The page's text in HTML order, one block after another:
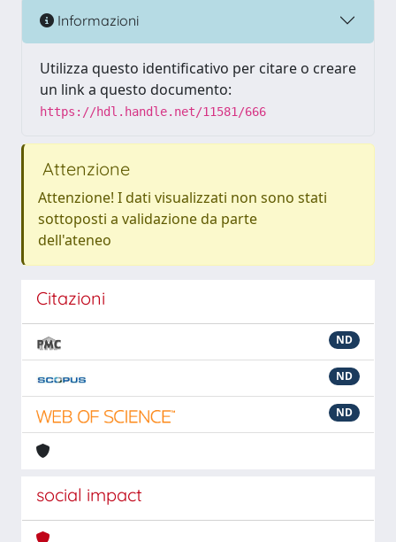
Informazioni
Utilizza questo identificativo per citare o creare
un link a questo documento:
https://hdl.handle.net/11581/666
Attenzione
Attenzione! I dati visualizzati non sono stati
sottoposti a validazione da parte
dell'ateneo
Citazioni
ND
ND
ND
social impact